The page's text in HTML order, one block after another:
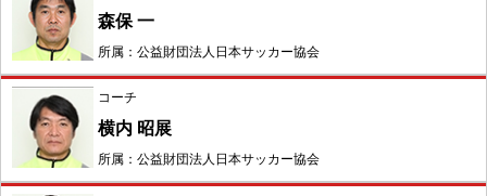
森保 一
所属：公益財団法人日本サッカー協会
コーチ
横内 昭展
所属：公益財団法人日本サッカー協会